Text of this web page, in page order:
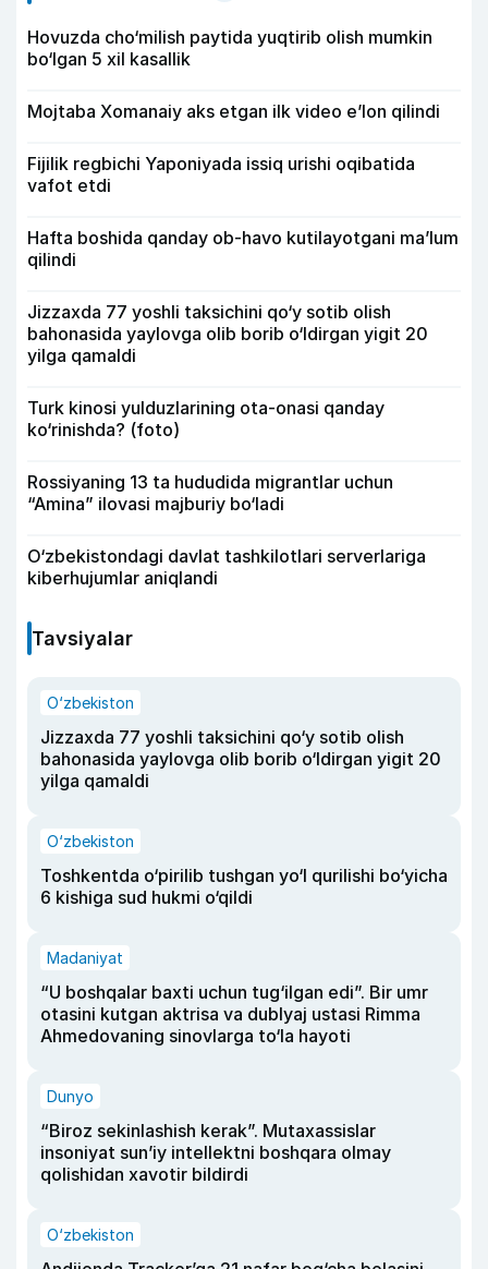
Hovuzda cho‘milish paytida yuqtirib olish mumkin
bo‘lgan 5 xil kasallik
Mojtaba Xomanaiy aks etgan ilk video e’lon qilindi
Fijilik regbichi Yaponiyada issiq urishi oqibatida
vafot etdi
Hafta boshida qanday ob-havo kutilayotgani ma’lum
qilindi
Jizzaxda 77 yoshli taksichini qo‘y sotib olish
bahonasida yaylovga olib borib o‘ldirgan yigit 20
yilga qamaldi
Turk kinosi yulduzlarining ota-onasi qanday
ko‘rinishda? (foto)
Rossiyaning 13 ta hududida migrantlar uchun
“Amina” ilovasi majburiy bo‘ladi
O‘zbekistondagi davlat tashkilotlari serverlariga
kiberhujumlar aniqlandi
Tavsiyalar
O‘zbekiston
Jizzaxda 77 yoshli taksichini qo‘y sotib olish
bahonasida yaylovga olib borib o‘ldirgan yigit 20
yilga qamaldi
O‘zbekiston
Toshkentda o‘pirilib tushgan yo‘l qurilishi bo‘yicha
6 kishiga sud hukmi o‘qildi
Madaniyat
“U boshqalar baxti uchun tug‘ilgan edi”. Bir umr
otasini kutgan aktrisa va dublyaj ustasi Rimma
Ahmedovaning sinovlarga to‘la hayoti
Dunyo
“Biroz sekinlashish kerak”. Mutaxassislar
insoniyat sun’iy intellektni boshqara olmay
qolishidan xavotir bildirdi
O‘zbekiston